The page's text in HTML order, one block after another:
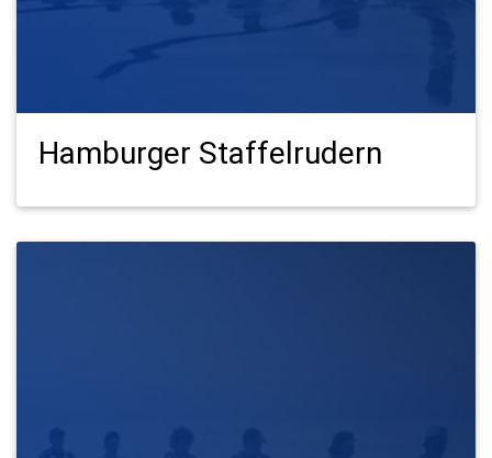
Hamburger Staffelrudern